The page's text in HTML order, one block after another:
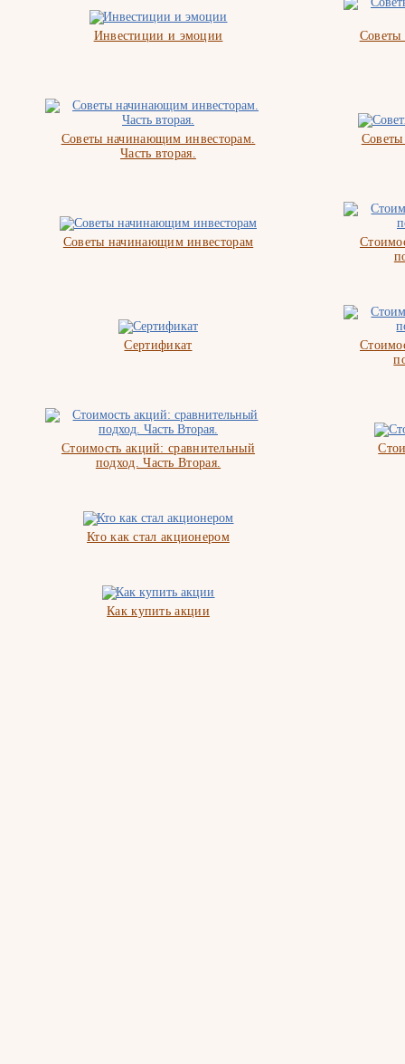
Инвестиции и эмоции Советы
Советы начинающим инвесторам.
Часть вторая.
Советы начинающим инвесторам
Сертификат
Стоимость акций: сравнительный
подход. Часть Вторая.
Кто как стал акционером
Как купить акции